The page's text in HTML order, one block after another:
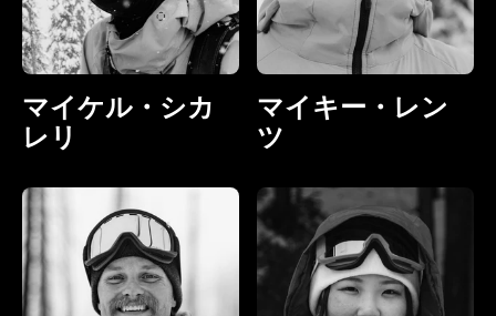
マイケル・シカ
レリ
マイキー・レン
ツ